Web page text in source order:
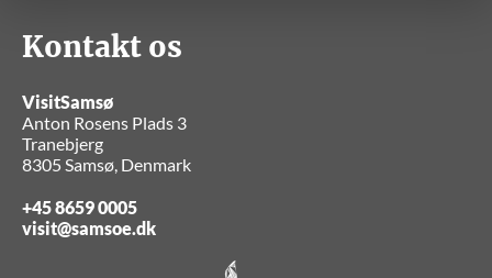
Kontakt os
VisitSamsø
Anton Rosens Plads 3
Tranebjerg
8305 Samsø, Denmark
+45 8659 0005
visit@samsoe.dk